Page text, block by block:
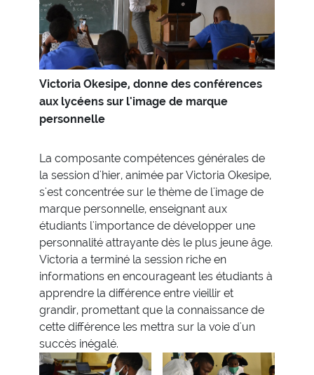
Victoria Okesipe, donne des conférences
aux lycéens sur l'image de marque
personnelle
La composante compétences générales de
la session d'hier, animée par Victoria Okesipe,
s'est concentrée sur le thème de l'image de
marque personnelle, enseignant aux
étudiants l'importance de développer une
personnalité attrayante dès le plus jeune âge.
Victoria a terminé la session riche en
informations en encourageant les étudiants à
apprendre la différence entre vieillir et
grandir, promettant que la connaissance de
cette différence les mettra sur la voie d'un
succès inégalé.